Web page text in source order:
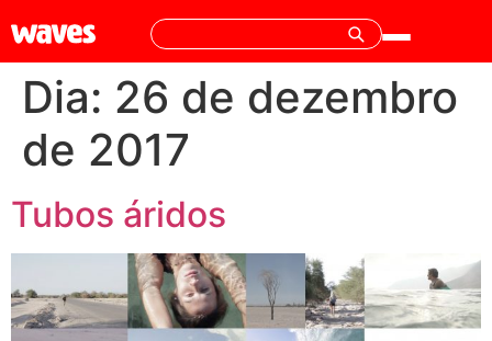
Dia: 26 de dezembro
de 2017
Tubos áridos